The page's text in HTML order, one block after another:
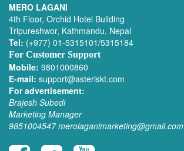
MERO LAGANI
4th Floor, Orchid Hotel Building
Tripureshwor, Kathmandu, Nepal
Tel: (+977) 01-5315101/5315184
For Customer Support
Mobile: 9801000860
E-mail: support@asteriskt.com
For advertisement:
Brajesh Subedi
Marketing Manager
9851004547 merolaganimarketing@gmail.com